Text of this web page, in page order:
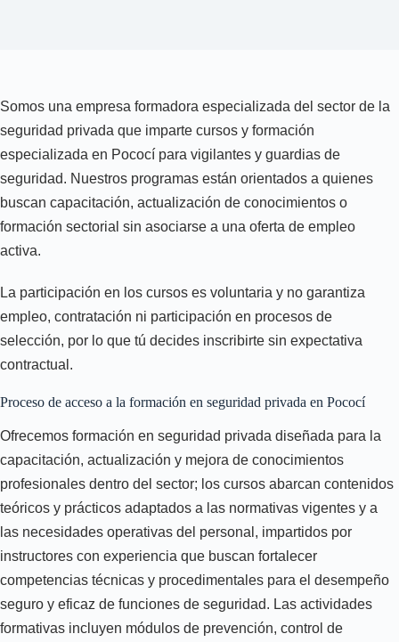
Somos una empresa formadora especializada del sector de la
seguridad privada que imparte cursos y formación
especializada en Pococí para vigilantes y guardias de
seguridad. Nuestros programas están orientados a quienes
buscan capacitación, actualización de conocimientos o
formación sectorial sin asociarse a una oferta de empleo
activa.
La participación en los cursos es voluntaria y no garantiza
empleo, contratación ni participación en procesos de
selección, por lo que tú decides inscribirte sin expectativa
contractual.
Proceso de acceso a la formación en seguridad privada en Pococí
Ofrecemos formación en seguridad privada diseñada para la
capacitación, actualización y mejora de conocimientos
profesionales dentro del sector; los cursos abarcan contenidos
teóricos y prácticos adaptados a las normativas vigentes y a
las necesidades operativas del personal, impartidos por
instructores con experiencia que buscan fortalecer
competencias técnicas y procedimentales para el desempeño
seguro y eficaz de funciones de seguridad. Las actividades
formativas incluyen módulos de prevención, control de